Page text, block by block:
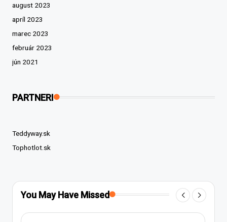
august 2023
apríl 2023
marec 2023
február 2023
jún 2021
PARTNERI
Teddyway.sk
Tophotlot.sk
You May Have Missed